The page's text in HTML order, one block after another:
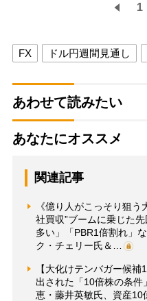
1
FX ドル円週間見通し
あわせて読みたい
あなたにオススメ
関連記事
《億り人がこっそり狙
社買収”ブームに乗じた
多い」「PBR1倍割れ」
ク・チェリー氏＆…
【大化けテンバガー候
出された「10倍株の条
恵・藤井英敏氏、資産10